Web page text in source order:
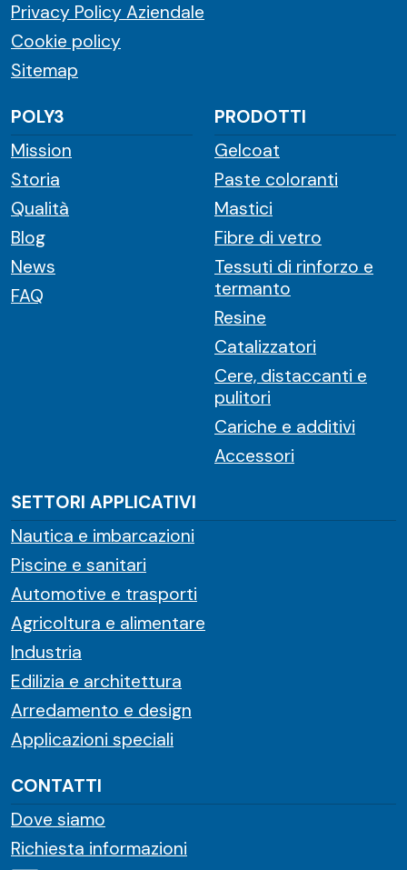
Privacy Policy Aziendale
Cookie policy
Sitemap
POLY3
Mission
Storia
Qualità
Blog
News
FAQ
PRODOTTI
Gelcoat
Paste coloranti
Mastici
Fibre di vetro
Tessuti di rinforzo e
termanto
Resine
Catalizzatori
Cere, distaccanti e
pulitori
Cariche e additivi
Accessori
SETTORI APPLICATIVI
Nautica e imbarcazioni
Piscine e sanitari
Automotive e trasporti
Agricoltura e alimentare
Industria
Edilizia e architettura
Arredamento e design
Applicazioni speciali
CONTATTI
Dove siamo
Richiesta informazioni